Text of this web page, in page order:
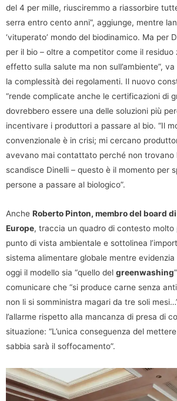
del 4 per mille, riusciremmo a riassorbire
serra entro cento anni”, aggiunge, mentre
‘vituperato’ mondo del biodinamico. Ma per
per il bio – oltre a competitor come il residuo
effetto sulla salute ma non sull’ambiente”,
la complessità dei regolamenti. Il nuovo
“rende complicate anche le certificazioni di
dovrebbero essere una delle soluzioni più
incentivare i produttori a passare al bio. “Il
convenzionale è in crisi; mi cercano
avevano mai contattato perché non trovano
scandisce Dinelli – questo è il momento per
persone a passare al biologico”.
Anche Roberto Pinton, membro del board
Europe, traccia un quadro di contesto
punto di vista ambientale e sottolinea
sistema alimentare globale mentre
oggi il modello sia “quello del greenwashing
comunicare che “si produce carne senza
non li si somministra magari da tre soli
l’allarme rispetto alla mancanza di presa di
situazione: “L’unica conseguenza del
sabbia sarà il soffocamento”.